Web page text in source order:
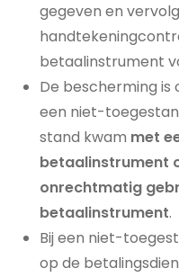
gegeven en
betaalinstrument
De bescherming is
een niet-
stand kwam met
betaalinstrument
onrechtmatig
betaalinstrument.
Bij een niet-
op de